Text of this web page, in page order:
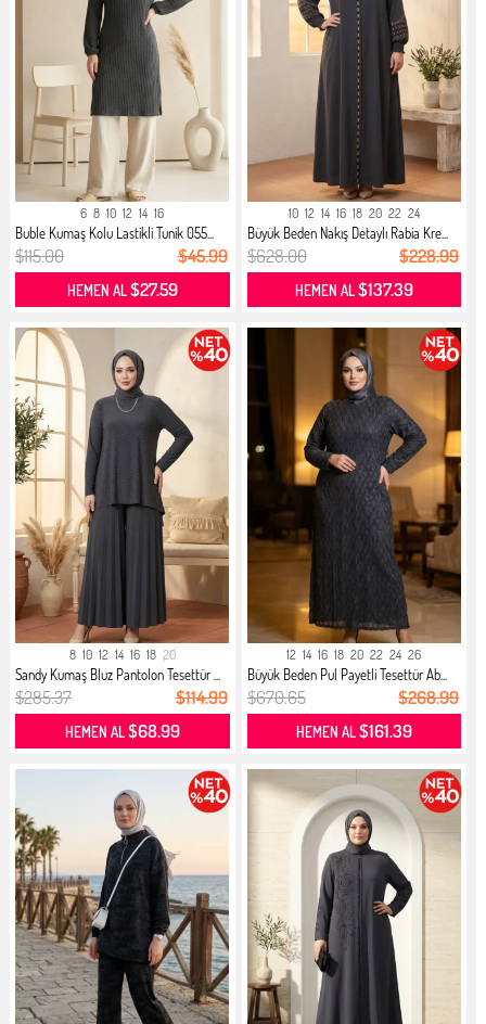
6 8 10 12 14 16
Buble Kumaş Kolu Lastikli Tunik 055...
$115.00 $45.99
HEMEN AL$27.59
10 12 14 16 18 20 22 24
Büyük Beden Nakış Detaylı Rabia Kre...
$628.00 $228.99
HEMEN AL$137.39
8 10 12 14 16 18 20
Sandy Kumaş Bluz Pantolon Tesettür ...
$285.37 $114.99
HEMEN AL$68.99
12 14 16 18 20 22 24 26
Büyük Beden Pul Payetli Tesettür Ab...
$670.65 $268.99
HEMEN AL$161.39